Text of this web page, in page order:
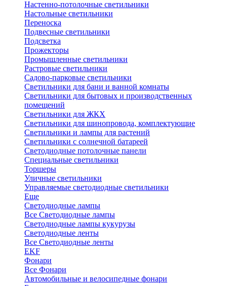
Настенно-потолочные светильники
Настольные светильники
Переноска
Подвесные светильники
Подсветка
Прожекторы
Промышленные светильники
Растровые светильники
Садово-парковые светильники
Светильники для бани и ванной комнаты
Светильники для бытовых и производственных
помещений
Светильники для ЖКХ
Светильники для шинопровода, комплектующие
Светильники и лампы для растений
Светильники с солнечной батареей
Светодиодные потолочные панели
Специальные светильники
Торшеры
Уличные светильники
Управляемые светодиодные светильники
Еще
Светодиодные лампы
Все Светодиодные лампы
Светодиодные лампы кукурузы
Светодиодные ленты
Все Светодиодные ленты
EKF
Фонари
Все Фонари
Автомобильные и велосипедные фонари